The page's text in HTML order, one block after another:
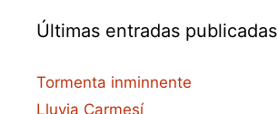
Últimas entradas publicadas
Tormenta inminnente
Lluvia Carmesí